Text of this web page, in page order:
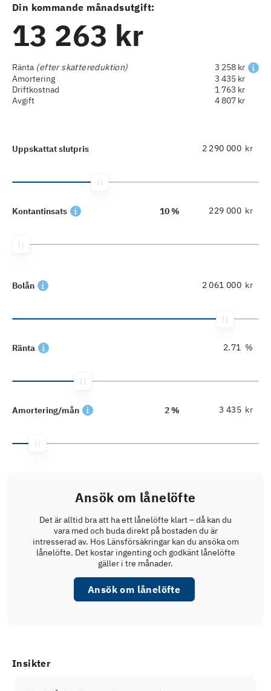
Din kommande månadsutgift:
13 263 kr
Ränta (efter skattereduktion)
3 258 kr
Amortering
3 435 kr
Driftkostnad
1 763 kr
Avgift
4 807 kr
Uppskattat slutpris kr
Kontantinsats 10 % kr
Bolån kr
Ränta %
Amortering/mån 2 % kr
Ansök om lånelöfte
Det är alltid bra att ha ett lånelöfte klart – då kan du
vara med och buda direkt på bostaden du är
intresserad av. Hos Länsförsäkringar kan du ansöka om
lånelöfte. Det kostar ingenting och godkänt lånelöfte
gäller i tre månader.
Ansök om lånelöfte
Insikter